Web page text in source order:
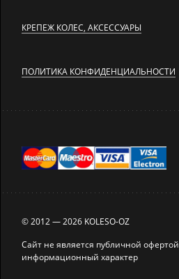
КРЕПЕЖ КОЛЕС, АКСЕССУАРЫ
ПОЛИТИКА КОНФИДЕНЦИАЛЬНОСТИ
© 2012 — 2026 KOLESO-OZ
Сайт не является публичной
информационный характер